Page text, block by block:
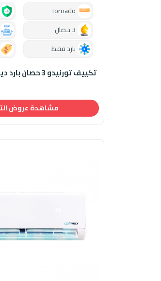
بارد فقط
تكييف تورنيدو 3 حصان بارد ديجيتال
مشاهدة عروض